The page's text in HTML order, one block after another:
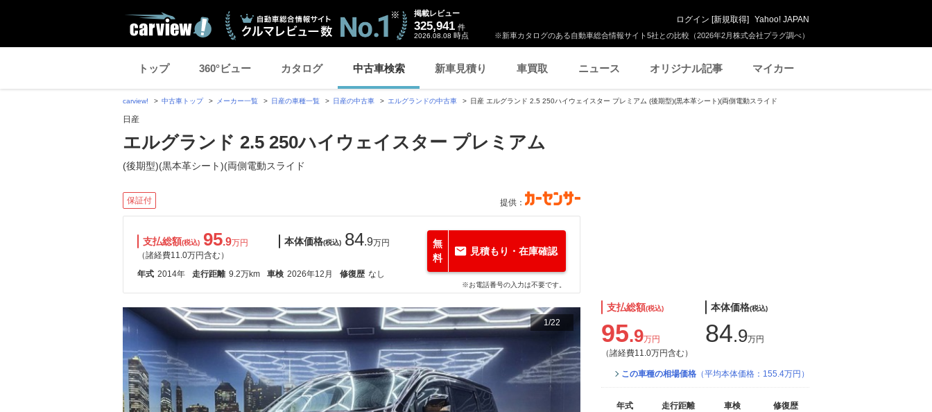
※新車カタログのある自動車総合情報サイト5社との比較（2026年2月株式会社プラグ調べ）
掲載レビュー
325,941 件
2026.08.08 時点
ログイン [新規取得] Yahoo! JAPAN
トップ 360°ビュー カタログ 中古車検索 新車見積り 車買取 ニュース オリジナル記事 マイカー
carview! 中古車トップ メーカー一覧 日産の車種一覧 日産の中古車 エルグランドの中古車 日産 エルグランド 2.5 250ハイウェイスター プレミアム (後期型)(黒本革シート)(両側電動スライド
日産
エルグランド 2.5 250ハイウェイスター プレミアム
(後期型)(黒本革シート)(両側電動スライド
保証付 提供：
支払総額(税込) 95.9万円
（諸経費11.0万円含む）
本体価格(税込) 84.9万円
年式 2014年 走行距離 9.2万km 車検 2026年12月 修復歴 なし
無
料
見積もり・在庫確認
※お電話番号の入力は不要です。
1/22
支払総額(税込)
95.9万円
（諸経費11.0万円含む）
本体価格(税込)
84.9万円
この車種の相場価格 （平均本体価格：155.4万円）
年式
走行距離
車検
修復歴